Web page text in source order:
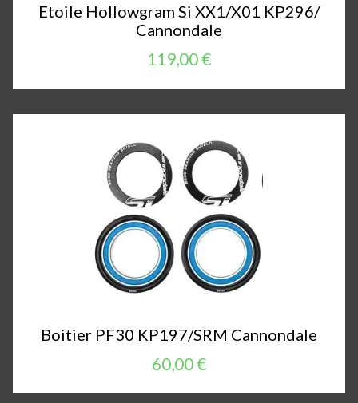
Etoile Hollowgram Si XX1/X01 KP296/
Cannondale
119,00 €
Boitier PF30 KP197/SRM Cannondale
60,00 €